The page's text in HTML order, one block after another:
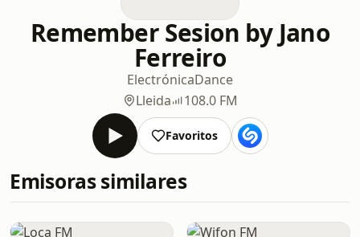
Remember Sesion by Jano
Ferreiro
ElectrónicaDance
Lleida
108.0 FM
Favoritos
Emisoras similares